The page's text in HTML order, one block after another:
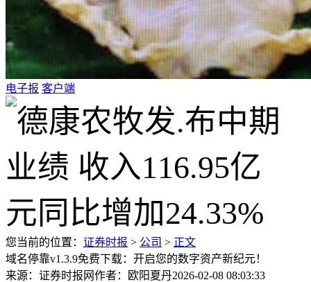
电子报 客户端
您当前的位置： 证券时报 > 公司 > 正文
域名停靠v1.3.9免费下载：开启您的数字资产新纪元！
来源：证券时报网作者：欧阳夏丹2026-02-08 08:03:33